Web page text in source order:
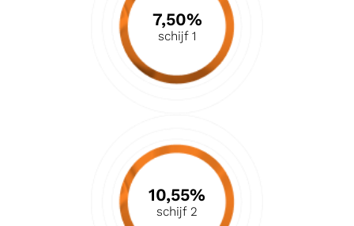
7,50%
schijf 1
10,55%
schijf 2